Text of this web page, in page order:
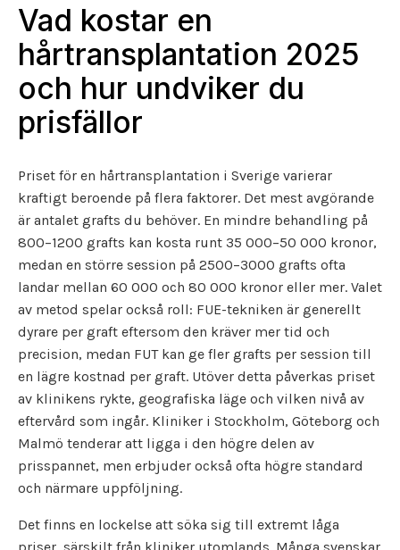
Vad kostar en
hårtransplantation 2025
och hur undviker du
prisfällor
Priset för en hårtransplantation i Sverige varierar
kraftigt beroende på flera faktorer. Det mest avgörande
är antalet grafts du behöver. En mindre behandling på
800–1200 grafts kan kosta runt 35 000–50 000 kronor,
medan en större session på 2500–3000 grafts ofta
landar mellan 60 000 och 80 000 kronor eller mer. Valet
av metod spelar också roll: FUE-tekniken är generellt
dyrare per graft eftersom den kräver mer tid och
precision, medan FUT kan ge fler grafts per session till
en lägre kostnad per graft. Utöver detta påverkas priset
av klinikens rykte, geografiska läge och vilken nivå av
eftervård som ingår. Kliniker i Stockholm, Göteborg och
Malmö tenderar att ligga i den högre delen av
prisspannet, men erbjuder också ofta högre standard
och närmare uppföljning.
Det finns en lockelse att söka sig till extremt låga